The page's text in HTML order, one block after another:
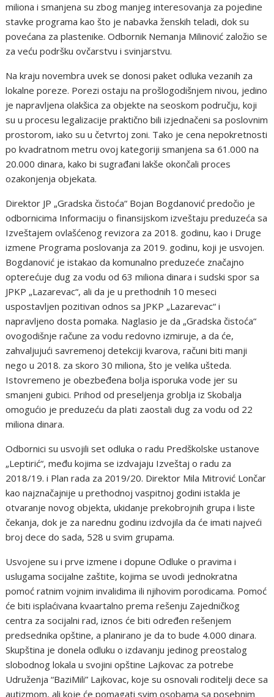
miliona i smanjena su zbog manjeg interesovanja za pojedine
stavke programa kao što je nabavka ženskih teladi, dok su
povećana za plastenike. Odbornik Nemanja Milinović založio se
za veću podršku ovčarstvu i svinjarstvu.
Na kraju novembra uvek se donosi paket odluka vezanih za
lokalne poreze. Porezi ostaju na prošlogodišnjem nivou, jedino
je napravljena olakšica za objekte na seoskom području, koji
su u procesu legalizacije praktično bili izjednačeni sa poslovnim
prostorom, iako su u četvrtoj zoni. Tako je cena nepokretnosti
po kvadratnom metru ovoj kategoriji smanjena sa 61.000 na
20.000 dinara, kako bi sugrađani lakše okončali proces
ozakonjenja objekata.
Direktor JP „Gradska čistoća“ Bojan Bogdanović predočio je
odbornicima Informaciju o finansijskom izveštaju preduzeća sa
Izveštajem ovlašćenog revizora za 2018. godinu, kao i Druge
izmene Programa poslovanja za 2019. godinu, koji je usvojen.
Bogdanović je istakao da komunalno preduzeće značajno
opterećuje dug za vodu od 63 miliona dinara i sudski spor sa
JPKP „Lazarevac“, ali da je u prethodnih 10 meseci
uspostavljen pozitivan odnos sa JPKP „Lazarevac“ i
napravljeno dosta pomaka. Naglasio je da „Gradska čistoća“
ovogodišnje račune za vodu redovno izmiruje, a da će,
zahvaljujući savremenoj detekciji kvarova, računi biti manji
nego u 2018. za skoro 30 miliona, što je velika ušteda.
Istovremeno je obezbeđena bolja isporuka vode jer su
smanjeni gubici. Prihod od preseljenja groblja iz Skobalja
omogućio je preduzeću da plati zaostali dug za vodu od 22
miliona dinara.
Odbornici su usvojili set odluka o radu Predškolske ustanove
„Leptirić“, među kojima se izdvajaju Izveštaj o radu za
2018/19. i Plan rada za 2019/20. Direktor Mila Mitrović Lončar
kao najznačajnije u prethodnoj vaspitnoj godini istakla je
otvaranje novog objekta, ukidanje prekobrojnih grupa i liste
čekanja, dok je za narednu godinu izdvojila da će imati najveći
broj dece do sada, 528 u svim grupama.
Usvojene su i prve izmene i dopune Odluke o pravima i
uslugama socijalne zaštite, kojima se uvodi jednokratna
pomoć ratnim vojnim invalidima ili njihovim porodicama. Pomoć
će biti isplaćivana kvaartalno prema rešenju Zajedničkog
centra za socijalni rad, iznos će biti određen rešenjem
predsednika opštine, a planirano je da to bude 4.000 dinara.
Skupština je donela odluku o izdavanju jedinog preostalog
slobodnog lokala u svojini opštine Lajkovac za potrebe
Udruženja “BaziMili” Lajkovac, koje su osnovali roditelji dece sa
autizmom, ali koje će pomagati svim osobama sa posebnim